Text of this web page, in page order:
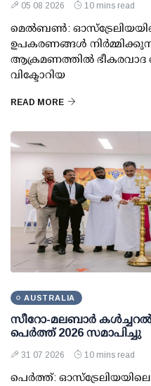
05 08 2026 10 mins read
മെല്‍ബണ്‍:
ഉപകരണങ്ങള്‍
ആക്രമണത്തില്‍
വിക്ടോറിയ
READ MORE
AUSTRALIA
സീറോ-മലബാർ
പെർത്ത് 2026 സമാപിച്ചു
31 07 2026 10 mins read
പെർത്ത്: